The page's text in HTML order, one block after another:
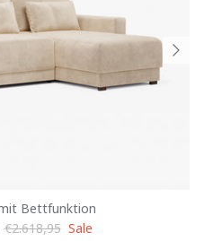
Bettfunktion
€2.618,95 Sale